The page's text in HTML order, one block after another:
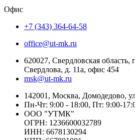
Офис
+7 (343) 364-64-58
office@ut-mk.ru
620027, Свердловская область,
Свердлова, д. 11а, офис 454
msk@ut-mk.ru
142001, Москва, Домодедово,
Пн-Чт: 9:00 - 18:00, Пт: 9:00-
ООО "УТМК"
ОГРН: 1236600032789
ИНН: 6678130294